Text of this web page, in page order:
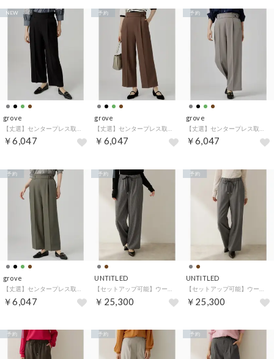
grove
￥6,047
NEW
grove
￥6,047
予約
grove
￥6,047
予約
grove
【丈選】センタープレス取れにくいワイドパンツ （オリーブグリーン(026)）
￥6,047
予約
UNTITLED
【セットアップ可能】ウールドロストパンツ （チャコールグレー(214)）
￥25,300
予約
UNTITLED
【セットアップ可能】ウールドロストパンツ （チャコールグレー(314)）
￥25,300
予約
予約 予約 予約